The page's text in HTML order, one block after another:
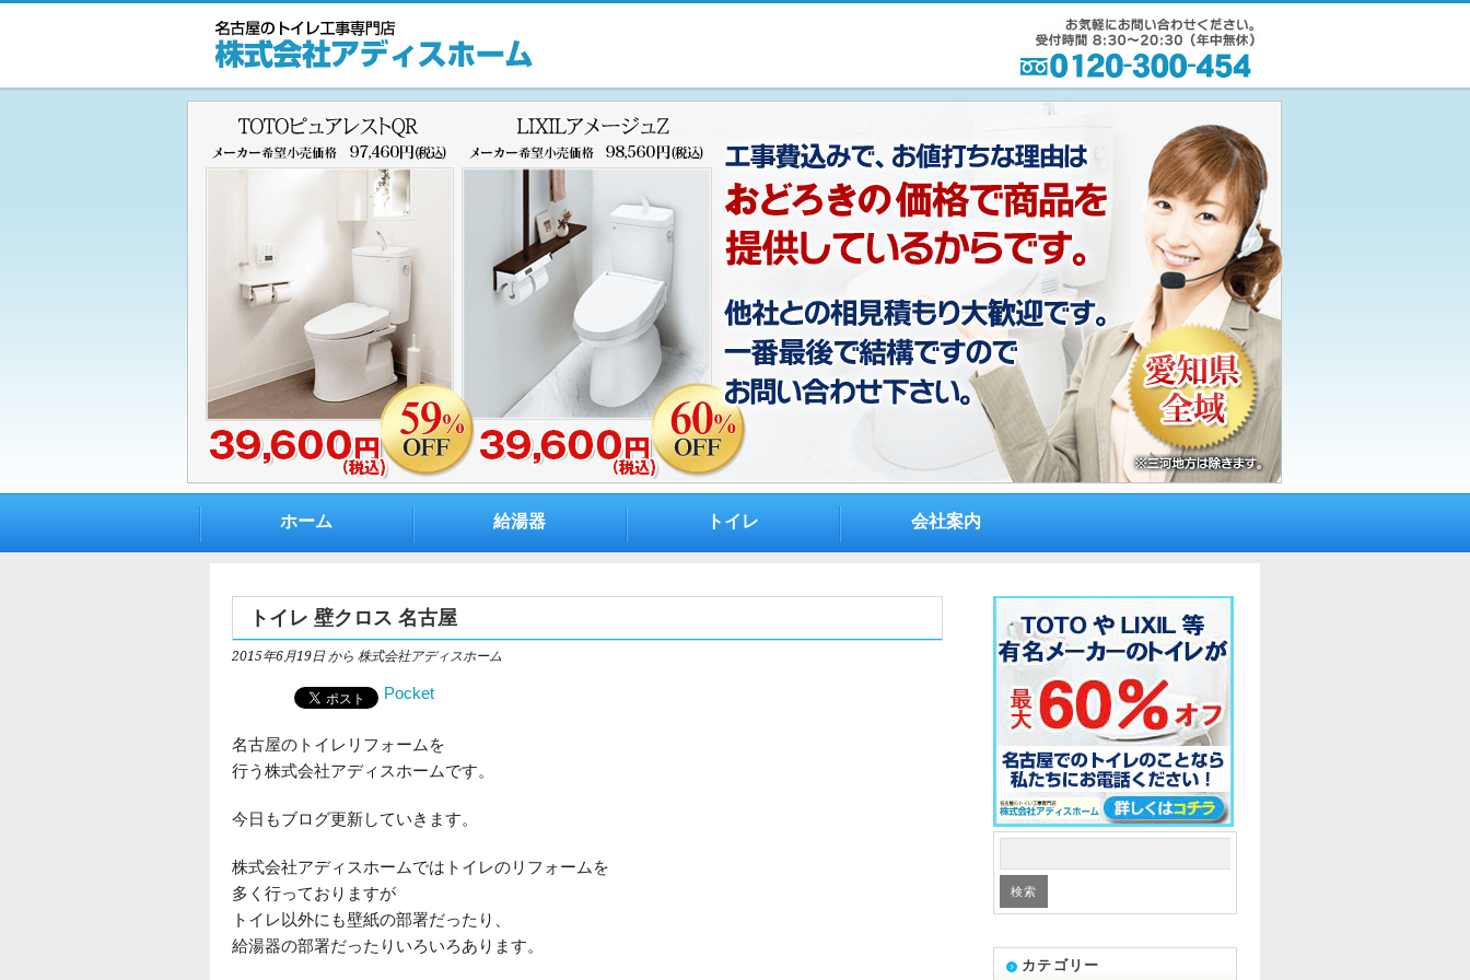
ホーム 給湯器 トイレ 会社案内
トイレ 壁クロス 名古屋
2015年6月19日 から 株式会社アディスホーム
Pocket
名古屋のトイレリフォームを
行う株式会社アディスホームです。
今日もブログ更新していきます。
株式会社アディスホームではトイレのリフォームを
多く行っておりますが
トイレ以外にも壁紙の部署だったり、
給湯器の部署だったりいろいろあります。
カテゴリー